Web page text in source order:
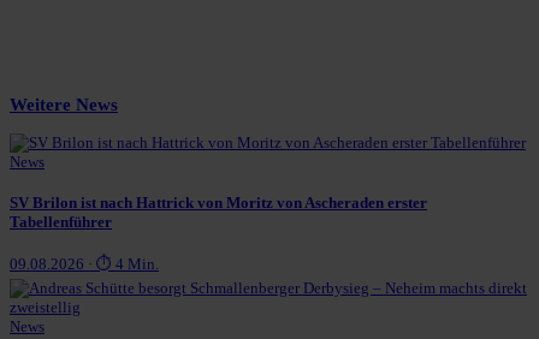
Weitere News
News
SV Brilon ist nach Hattrick von Moritz von Ascheraden erster
Tabellenführer
09.08.2026 · ⏱ 4 Min.
News